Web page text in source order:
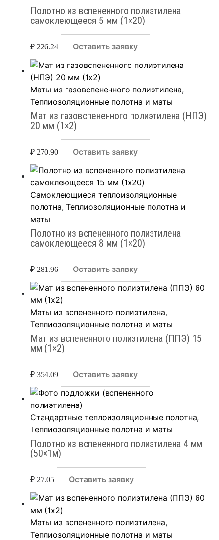
Полотно из вспененного полиэтилена
самоклеющееся 5 мм (1×20)
₽ 226.24 Оставить заявку
Маты из газовспененного полиэтилена,
Теплиозоляционные полотна и маты
Мат из газовспененного полиэтилена (НПЭ)
20 мм (1×2)
₽ 270.90 Оставить заявку
Самоклеющиеся теплоизоляционные
полотна,Теплиозоляционные полотна и
маты
Полотно из вспененного полиэтилена
самоклеющееся 8 мм (1×20)
₽ 281.96 Оставить заявку
Маты из вспененного полиэтилена,
Теплиозоляционные полотна и маты
Мат из вспененного полиэтилена (ППЭ) 15
мм (1×2)
₽ 354.09 Оставить заявку
Стандартные теплоизоляционные полотна,
Теплиозоляционные полотна и маты
Полотно из вспененного полиэтилена 4 мм
(50×1м)
₽ 27.05 Оставить заявку
Маты из вспененного полиэтилена,
Теплиозоляционные полотна и маты